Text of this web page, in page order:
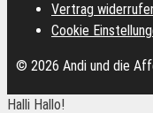
Vertrag
Cookie
© 2026 Andi und die
Halli Hallo!